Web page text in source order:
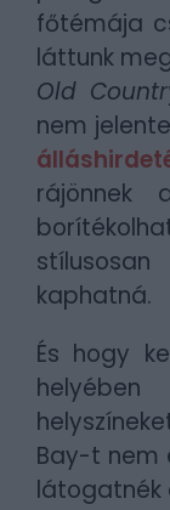
főtémája
láttunk
Old
nem
rájönnek
kaphatná.
És hogy
Bay-t nem
látogatnék